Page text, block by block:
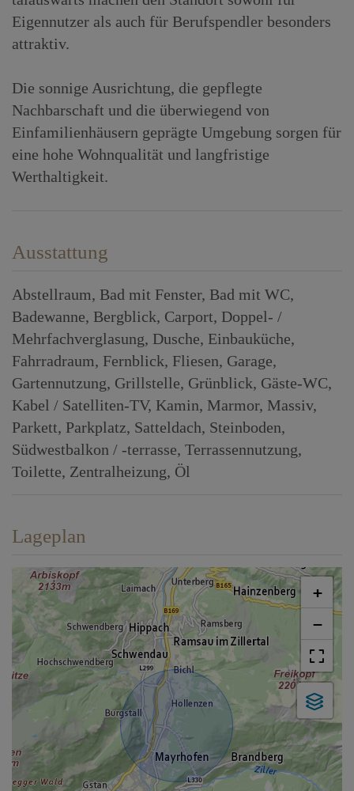
Eigennutzer als auch für Berufspendler besonders
attraktiv.
Die sonnige Ausrichtung, die gepflegte
Nachbarschaft und die überwiegend von
Einfamilienhäusern geprägte Umgebung sorgen für
eine hohe Wohnqualität und langfristige
Werthaltigkeit.
Ausstattung
Abstellraum Bad mit Fenster Bad mit WC
Badewanne Bergblick Carport Doppel- /
Mehrfachverglasung Dusche Einbauküche
Fahrradraum Fernblick Fliesen Garage
Gartennutzung Grillstelle Grünblick Gäste-WC
Kabel / Satelliten-TV Kamin Marmor Massiv
Parkett Parkplatz Satteldach Steinboden
Südwestbalkon / -terrasse Terrassennutzung
Toilette Zentralheizung Öl
Lageplan
+
−